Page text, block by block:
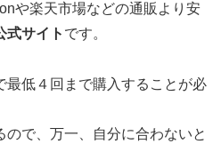
や楽天市場などの通販より安
式サイト です。
最低４回まで購入することが必
ので、万一、自分に合わないと